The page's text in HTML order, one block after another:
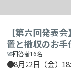
【第六回発表
置と撤収のお手
回答者16名
●8月22日（金）